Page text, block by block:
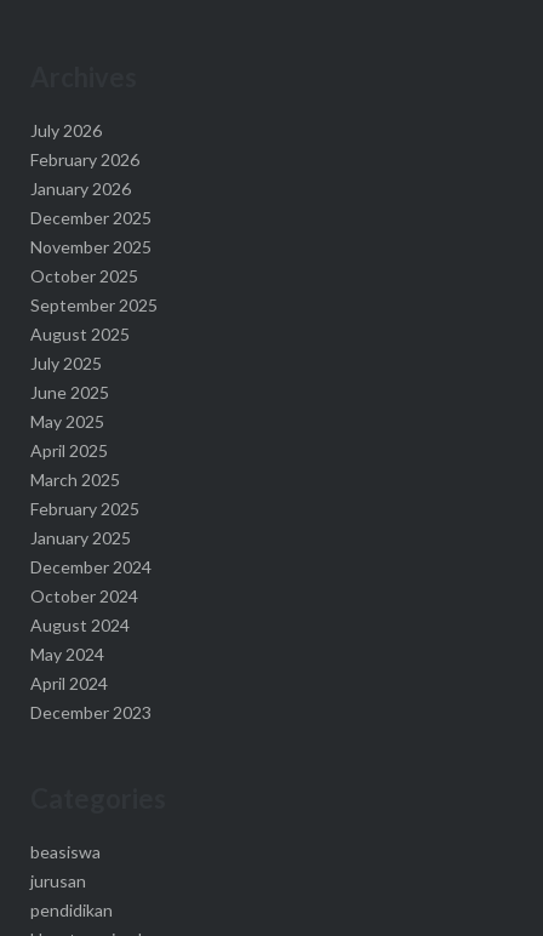
July 2026
February 2026
January 2026
December 2025
November 2025
October 2025
September 2025
August 2025
July 2025
June 2025
May 2025
April 2025
March 2025
February 2025
January 2025
December 2024
October 2024
August 2024
May 2024
April 2024
December 2023
beasiswa
jurusan
pendidikan